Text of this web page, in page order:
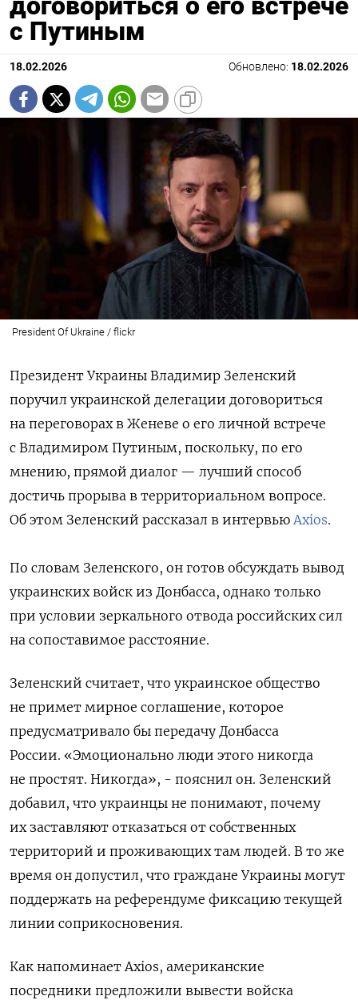
с Путиным
18.02.2026 Обновлено: 18.02.2026
President Of Ukraine / flickr
Президент Украины Владимир Зеленский
поручил украинской делегации договориться
на переговорах в Женеве о его личной встрече
с Владимиром Путиным, поскольку, по его
мнению, прямой диалог — лучший способ
достичь прорыва в территориальном вопросе.
Об этом Зеленский рассказал в интервью Axios.
По словам Зеленского, он готов обсуждать вывод
украинских войск из Донбасса, однако только
при условии зеркального отвода российских сил
на сопоставимое расстояние.
Зеленский считает, что украинское общество
не примет мирное соглашение, которое
предусматривало бы передачу Донбасса
России. «Эмоционально люди этого никогда
не простят. Никогда», - пояснил он. Зеленский
добавил, что украинцы не понимают, почему
их заставляют отказаться от собственных
территорий и проживающих там людей. В то же
время он допустил, что граждане Украины могут
поддержать на референдуме фиксацию текущей
линии соприкосновения.
Как напоминает Axios, американские
посредники предложили вывести войска